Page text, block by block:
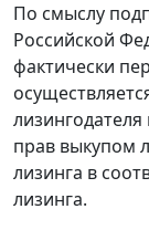
По смыслу
Российской
фактически
прав выкупом
лизинга в
лизинга.